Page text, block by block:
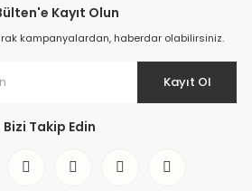
Kayıt Olun
kampanyalardan, haberdar olabilirsiniz.
Kayıt Ol
Bizi Takip Edin